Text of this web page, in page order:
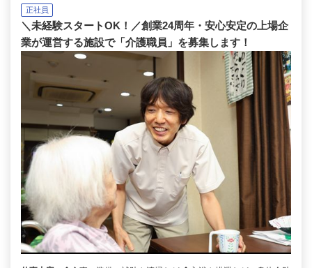
正社員
＼未経験スタートOK！／創業24周年・安心安定の上場企
業が運営する施設で「介護職員」を募集します！